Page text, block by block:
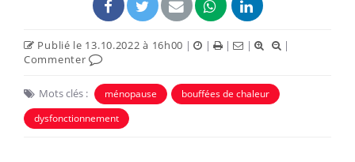
Publié le 13.10.2022 à 16h00 | | | |
|
Commenter
Mots clés : ménopause
bouffées de chaleur
dysfonctionnement